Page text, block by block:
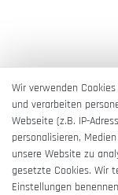
Wir verwenden
und verarbeiten
Webseite (z.B. IP-
personalisieren,
unsere Website zu
gesetzte Cookies. Wir
Einstellungen